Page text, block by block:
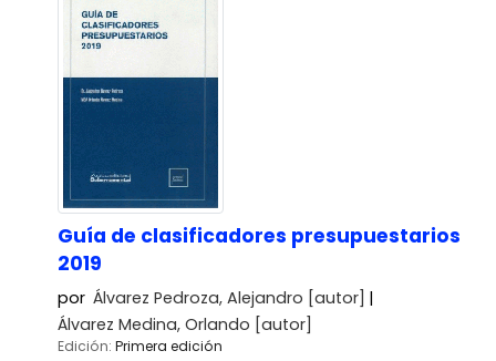
Guía de clasificadores presupuestarios
2019
por Álvarez Pedroza, Alejandro [autor]
Álvarez Medina, Orlando [autor]
Edición: Primera edición